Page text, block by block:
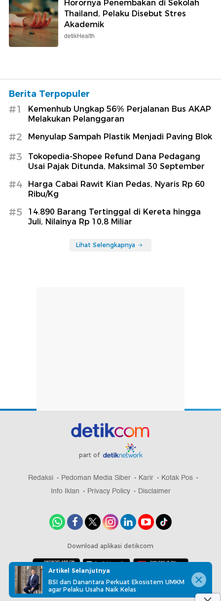
Horornya Penembakan di Sekolah
Thailand, Pelaku Disebut Stres
Akademik
detikHealth
Berita Terpopuler
#1
Kemenhub Ungkap 56% Perjalanan Bus AKAP
Melakukan Pelanggaran
#2 Menyulap Sampah Plastik Menjadi Paving Blok
#3
Tokopedia-Shopee Refund Dana Pedagang
Usai Pajak Ditunda, Maksimal 30 September
#4
Harga Cabai Rawit Kian Pedas, Nyaris Rp 60
Ribu/Kg
#5
14.890 Barang Tertinggal di Kereta hingga
Juli, Nilainya Rp 10,8 Miliar
Lihat Selengkapnya
part of
Redaksi Pedoman Media Siber Karir
Kotak Pos
Info Iklan
Privacy Policy Disclaimer
Download aplikasi detikcom
Copyright @ 2026 detikcom, All right reserved
Artikel Selanjutnya
BSI dan Danantara Perkuat Ekosistem UMKM
agar Pelaku Usaha Naik Kelas